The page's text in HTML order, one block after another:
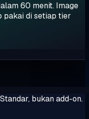
60 menit. Image
pakai di setiap tier
bukan add-on.